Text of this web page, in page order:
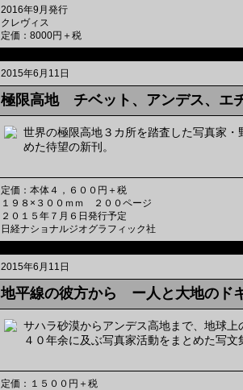
2016年9月発行
クレヴィス
定価：8000円＋税
2015年6月11日
極限高地 チベット、アンデス、エ
世界の極限高地３カ所を踏査した写真家
めた待望の新刊。
定価：本体４，６００円＋税
１９８×３００ｍｍ ２００ページ
２０１５年７月６日発行予定
日経ナショナルジオグラフィック社
2015年6月11日
地平線の彼方から ー人と大地のド
サハラ砂漠からアンデス高地まで、地球
４０年余に及ぶ写真家活動をまとめた写文
定価：１５００円＋税